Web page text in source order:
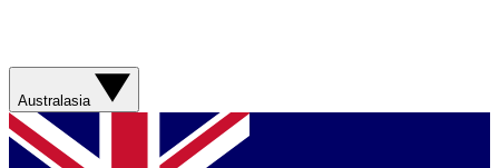
Australasia